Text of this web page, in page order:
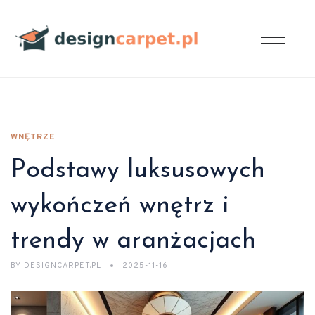
WNĘTRZE
Podstawy luksusowych
wykończeń wnętrz i
trendy w aranżacjach
BY DESIGNCARPET.PL 2025-11-16